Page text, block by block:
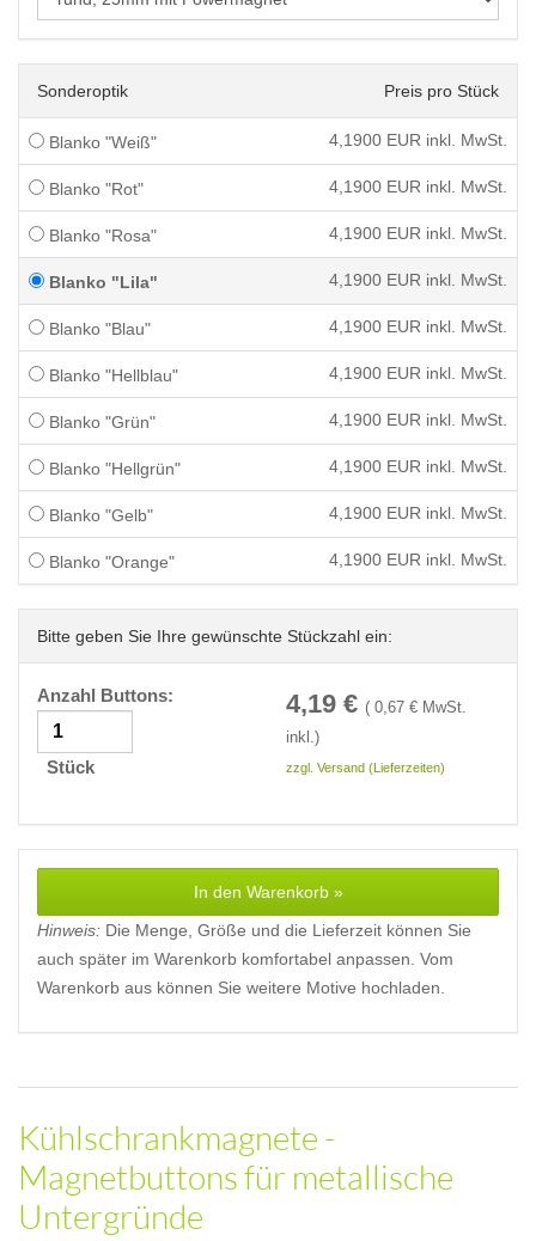
Sonderoptik Preis pro Stück
Blanko "Weiß" 4,1900 EUR inkl. MwSt.
Blanko "Rot" 4,1900 EUR inkl. MwSt.
Blanko "Rosa" 4,1900 EUR inkl. MwSt.
Blanko "Lila" 4,1900 EUR inkl. MwSt.
Blanko "Blau" 4,1900 EUR inkl. MwSt.
Blanko "Hellblau" 4,1900 EUR inkl. MwSt.
Blanko "Grün" 4,1900 EUR inkl. MwSt.
Blanko "Hellgrün" 4,1900 EUR inkl. MwSt.
Blanko "Gelb" 4,1900 EUR inkl. MwSt.
Blanko "Orange" 4,1900 EUR inkl. MwSt.
Bitte geben Sie Ihre gewünschte Stückzahl ein:
Anzahl Buttons:
Stück
4,19 € ( 0,67 € MwSt.
inkl.)
zzgl. Versand (Lieferzeiten)
In den Warenkorb »
Hinweis: Die Menge, Größe und die Lieferzeit können Sie
auch später im Warenkorb komfortabel anpassen. Vom
Warenkorb aus können Sie weitere Motive hochladen.
Kühlschrankmagnete -
Magnetbuttons für metallische
Untergründe